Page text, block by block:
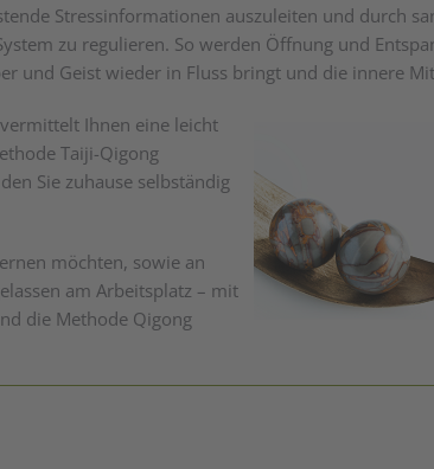
Stressinformationen auszuleiten und durch
zu regulieren. So werden Öffnung und
und Geist wieder in Fluss bringt und die innere
Ihnen eine leicht
Taiji-Qigong
Sie zuhause selbständig
möchten, sowie an
am Arbeitsplatz – mit
die Methode Qigong